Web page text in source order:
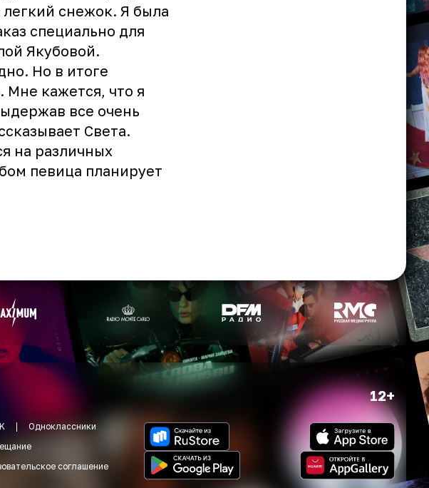
снежок. Я была
специально для
Якубовой.
Но в итоге
Мне кажется, что я
все очень
Света.
на различных
певица планирует
12+
Одноклассники
соглашение